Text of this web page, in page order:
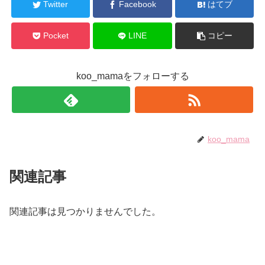
Twitter Facebook はてブ
Pocket LINE コピー
koo_mamaをフォローする
koo_mama
関連記事
関連記事は見つかりませんでした。